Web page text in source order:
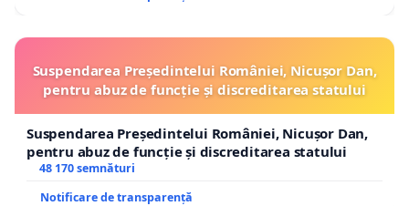
fiziokinetoterapeuți certificați;
• stabilirea unor standarde de siguranță și
competență;
• protejarea pacienților prin reglementare, nu prin
interdicție.
Suspendarea Președintelui României, Nicușor Dan,
pentru abuz de funcție și discreditarea statului
Suspendarea Președintelui României, Nicușor Dan,
pentru abuz de funcție și discreditarea statului
48 170 semnături
Notificare de transparență